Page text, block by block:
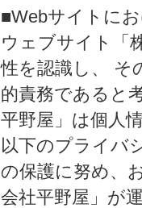
■Webサイトに
ウェブサイト「
性を認識し、 そ
的責務であると
平野屋」は個人
以下のプライバ
の保護に努め、
会社平野屋」が